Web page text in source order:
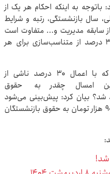
باتوجه به اینکه احکام هر یک از
سال بازنشستگی، رتبه‌ و شرایط
سابقه مدیریت و... متفاوت است
ممکن است رقم ناشی از اجرای ۳۰ درصد از متناسب‌سازی برای هر
مسلمی در پاسخ به این سوال که با اعمال ۳۰ درصد ناشی از
امسال چقدر به حقوق
شد؟ بیان کرد: پیش‌بینی می‌شود
که به طور میانگین یک میلیون و ۹۰۰ هزار تومان به حقوق بازنشستگان
شد!